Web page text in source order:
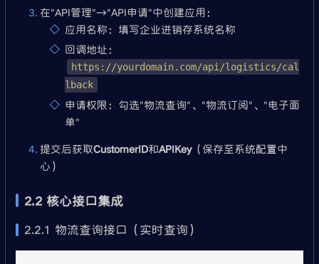
在"API管理"→"API申请"中创建应用：
应用名称：填写企业进销存系统名称
回调地址：
https://yourdomain.com/api/logistics/cal
lback
申请权限：勾选"物流查询"、"物流订阅"、"电子面
单"
提交后获取CustomerID和APIKey（保存至系统配置中
心）
2.2 核心接口集成
2.2.1 物流查询接口（实时查询）